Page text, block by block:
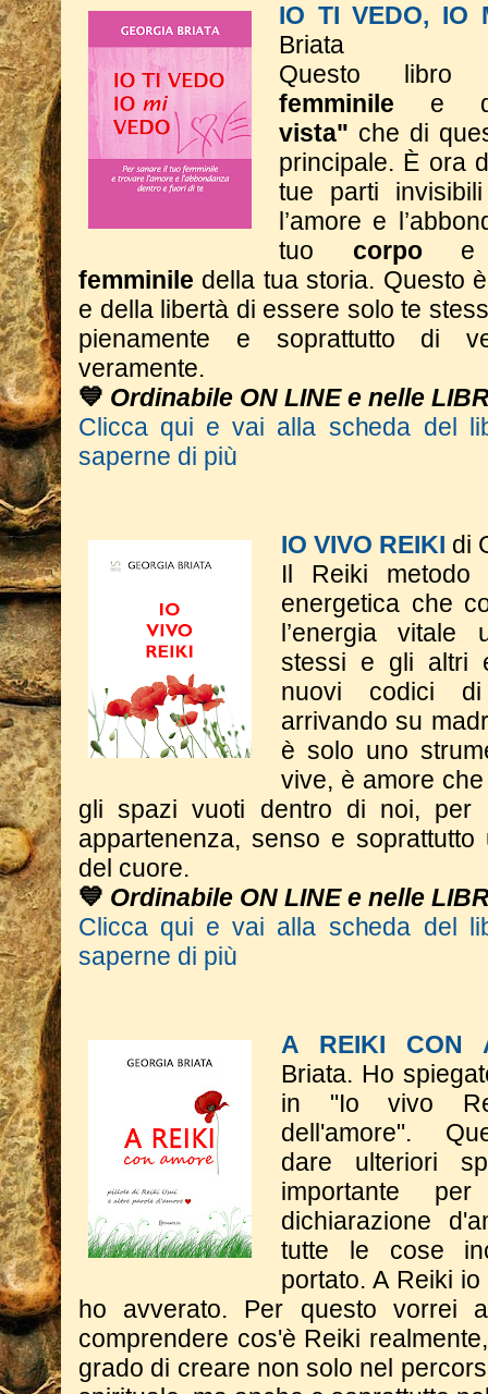
IO TI VEDO, IO
Briata
Questo libro
femminile e
vista" che di
principale. È ora
tue parti
l’amore e
tuo corpo
femminile della tua storia. Questo
e della libertà di essere solo te
pienamente e soprattutto di
veramente.
💙 Ordinabile ON LINE e nelle
Clicca qui e vai alla scheda del
saperne di più
IO VIVO REIKI di
Il Reiki
energetica che
l’energia vitale
stessi e gli altri
nuovi codici
arrivando su
è solo uno
vive, è amore
gli spazi vuoti dentro di noi, per
appartenenza, senso e
del cuore.
💙 Ordinabile ON LINE e nelle
Clicca qui e vai alla scheda del
saperne di più
A REIKI CON
Briata. Ho
in "Io vivo
dell'amore".
dare ulteriori
importante
dichiarazione
tutte le cose
portato. A Reiki
ho avverato. ​Per questo vorrei
comprendere cos'è Reiki
grado di creare non solo nel